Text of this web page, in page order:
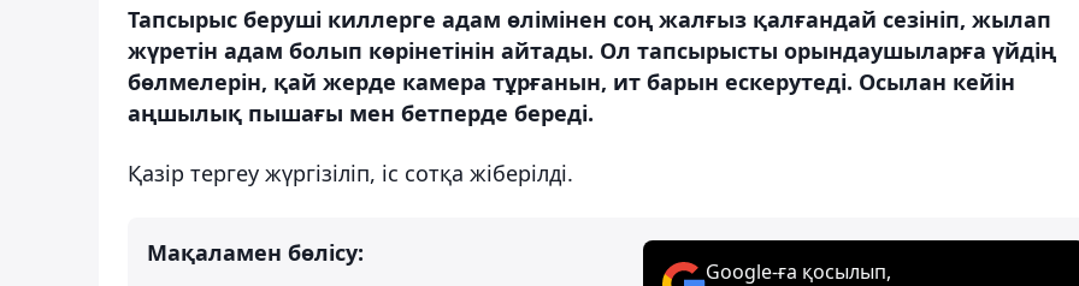
Тапсырыс беруші киллерге адам өлімінен соң жалғыз қалғандай сезініп, жылап
жүретін адам болып көрінетінін айтады. Ол тапсырысты орындаушыларға үйдің
бөлмелерін, қай жерде камера тұрғанын, ит барын ескерутеді. Осылан кейін
аңшылық пышағы мен бетперде береді.
Қазір тергеу жүргізіліп, іс сотқа жіберілді.
Мақаламен бөлісу:
Google-ға қосылып,